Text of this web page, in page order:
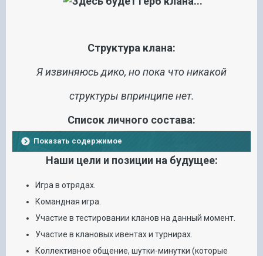
Структура клана:
Я извиняюсь дико, но пока что никакой
структуры впринципе нет.
Список личного состава:
Показать содержимое
Наши цели и позиции на будущее:
Игра в отрядах.
Командная игра.
Участие в тестировании кланов на данный момент.
Участие в клановых ивентах и турнирах.
Коллективное общение, шутки-минутки (которые